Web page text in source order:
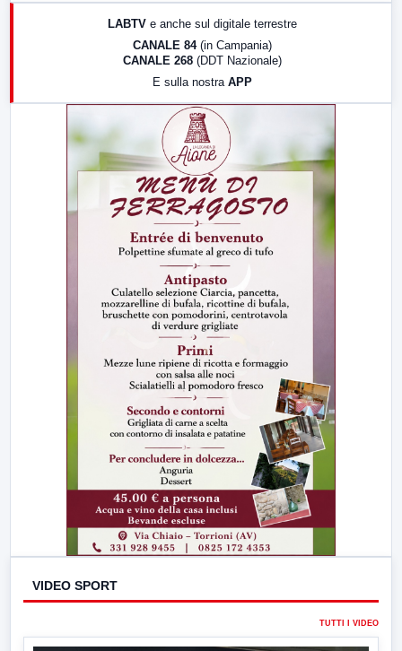
LABTV e anche sul digitale terrestre
CANALE 84 (in Campania)
CANALE 268 (DDT Nazionale)
E sulla nostra APP
VIDEO SPORT
TUTTI I VIDEO